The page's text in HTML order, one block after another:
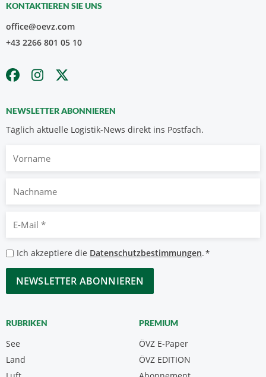
KONTAKTIEREN SIE UNS
office@oevz.com
+43 2266 801 05 10
NEWSLETTER ABONNIEREN
Täglich aktuelle Logistik-News direkt ins Postfach.
Nachname
Mail
*
Datenschutzbestimmungen
*
Ich akzeptiere die Datenschutzbestimmungen.*
CAPTCHA
RUBRIKEN
See
Land
PREMIUM
ÖVZ E-Paper
ÖVZ EDITION